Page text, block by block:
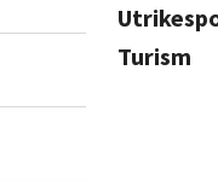
Turism